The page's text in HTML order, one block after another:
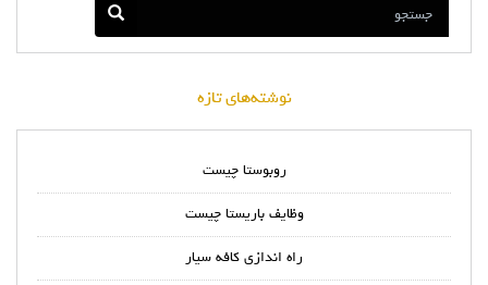
نوشته‌های تازه
روبوستا چیست
وظایف باریستا چیست
راه اندازی کافه سیار